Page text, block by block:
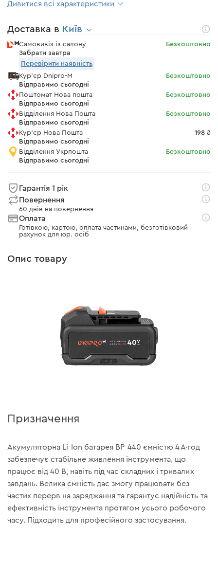
Дивитися всі характеристики
Доставка в Київ
Самовивіз із салону
Забрати завтра
Безкоштовно
Перевірити наявність
Кур'єр Dnipro-M
Відправимо сьогодні
Безкоштовно
Поштомат Нова пошта
Відправимо сьогодні
Безкоштовно
Відділення Нова Пошта
Відправимо сьогодні
Безкоштовно
Кур'єр Нова Пошта
Відправимо сьогодні
198 ₴
Відділення Укрпошта
Відправимо сьогодні
Безкоштовно
Гарантія 1 рік
Повернення
60 днів на повернення
Оплата
Готівкою, картою, оплата частинами, безготівковий
рахунок для юр. осіб
Опис товару
Призначення
Акумуляторна Li-Ion батарея BP-440 ємністю 4 А·год
забезпечує стабільне живлення інструмента, що
працює від 40 В, навіть під час складних і тривалих
завдань. Велика ємність дає змогу працювати без
частих перерв на заряджання та гарантує надійність та
ефективність інструмента протягом усього робочого
часу. Підходить для професійного застосування.